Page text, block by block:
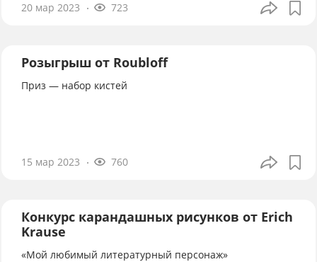
20 мар 2023 723
Розыгрыш от Roubloff
Приз — набор кистей
15 мар 2023 760
Конкурс карандашных рисунков от Erich
Krause
«Мой любимый литературный персонаж»